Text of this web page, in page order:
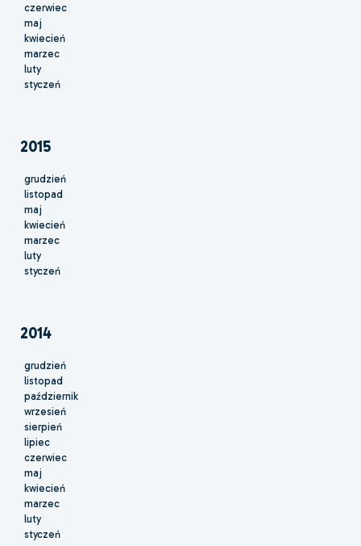
czerwiec
maj
kwiecień
marzec
luty
styczeń
2015
grudzień
listopad
maj
kwiecień
marzec
luty
styczeń
2014
grudzień
listopad
październik
wrzesień
sierpień
lipiec
czerwiec
maj
kwiecień
marzec
luty
styczeń